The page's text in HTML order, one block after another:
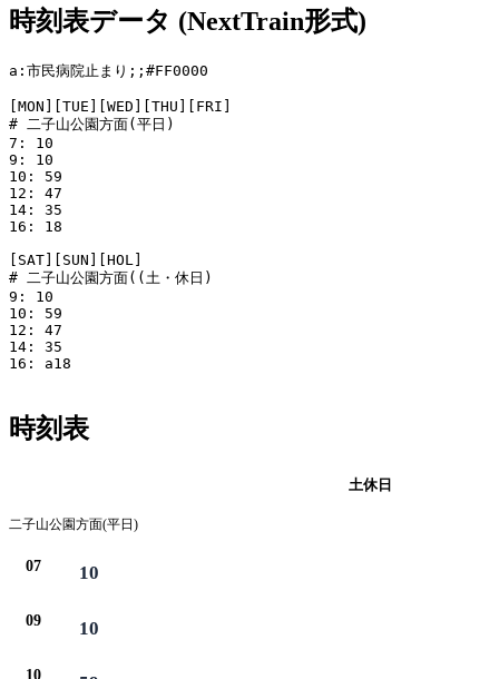
時刻表データ (NextTrain形式)
a:市民病院止まり;;#FF0000
[MON][TUE][WED][THU][FRI]
# 二子山公園方面(平日)
7: 10
9: 10
10: 59
12: 47
14: 35
16: 18
[SAT][SUN][HOL]
# 二子山公園方面((土・休日)
9: 10
10: 59
12: 47
14: 35
16: a18
時刻表
土休日
二子山公園方面(平日)
07 10
09 10
10